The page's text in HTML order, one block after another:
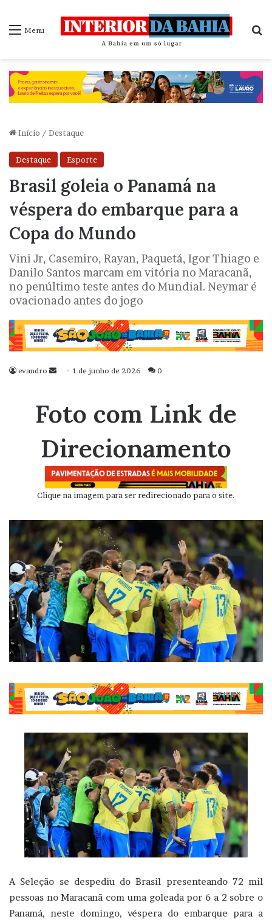
Menu
Início / Destaque
Destaque Esporte
Brasil goleia o Panamá na
véspera do embarque para a
Copa do Mundo
Vini Jr, Casemiro, Rayan, Paquetá, Igor Thiago e
Danilo Santos marcam em vitória no Maracanã,
no penúltimo teste antes do Mundial. Neymar é
ovacionado antes do jogo
evandro
Mande
mail
1 de junho de 2026 0
Foto com Link de
Direcionamento
Clique na imagem para ser redirecionado para o site.
A Seleção se despediu do Brasil presenteando 72 mil
pessoas no Maracanã com uma goleada por 6 a 2 sobre o
Panamá, neste domingo, véspera do embarque para a